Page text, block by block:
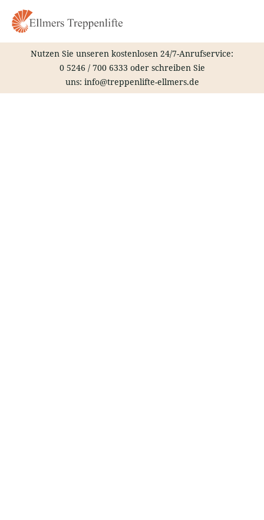
Inhalt
springen
Nutzen Sie unseren kostenlosen 24/7-Anrufservice:
0 5246 / 700 6333 oder schreiben Sie
uns: info@treppenlifte-ellmers.de